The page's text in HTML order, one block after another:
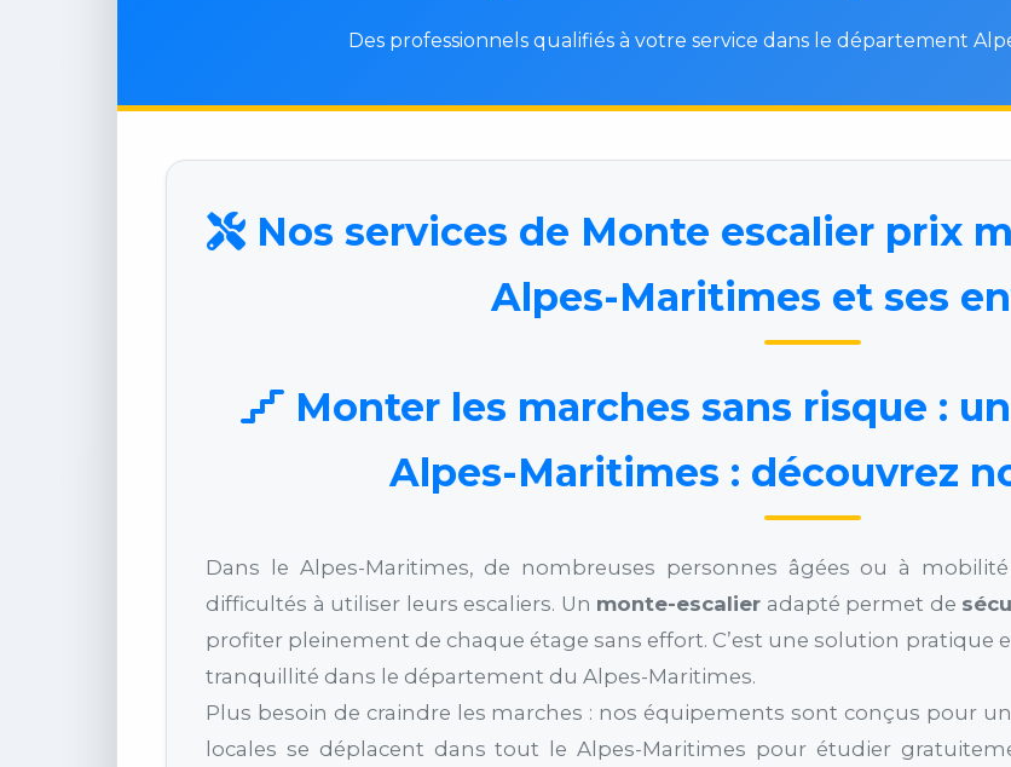
Des professionnels qualifiés à votre service dans le département
Nos services de Monte escalier prix
Alpes-Maritimes et ses
Monter les marches sans risque :
Alpes-Maritimes : découvrez
Dans le Alpes-Maritimes, de nombreuses personnes âgées ou à
difficultés à utiliser leurs escaliers. Un monte-escalier adapté permet de
profiter pleinement de chaque étage sans effort. C’est une solution pratique
tranquillité dans le département du Alpes-Maritimes.
Plus besoin de craindre les marches : nos équipements sont conçus pour
locales se déplacent dans tout le Alpes-Maritimes pour étudier